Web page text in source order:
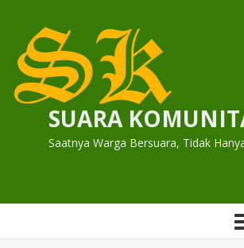
content
SUARA
Saatnya Warga Bersuara, Tidak